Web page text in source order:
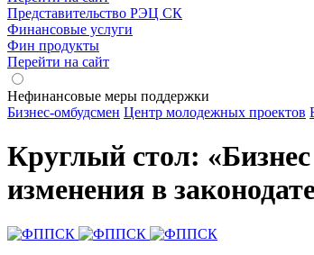
Представительство РЭЦ СК
Финансовые услуги
Фин продукты
Перейти на сайт
Нефинансовые меры поддержки
Бизнес-омбудсмен Центр молодежных проектов
Круглый стол:
изменения в